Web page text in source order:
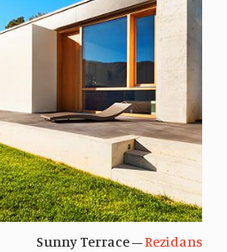
Sunny Terrace –Rezidans